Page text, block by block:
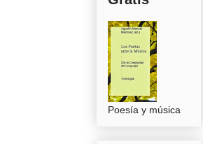
Poesía y música